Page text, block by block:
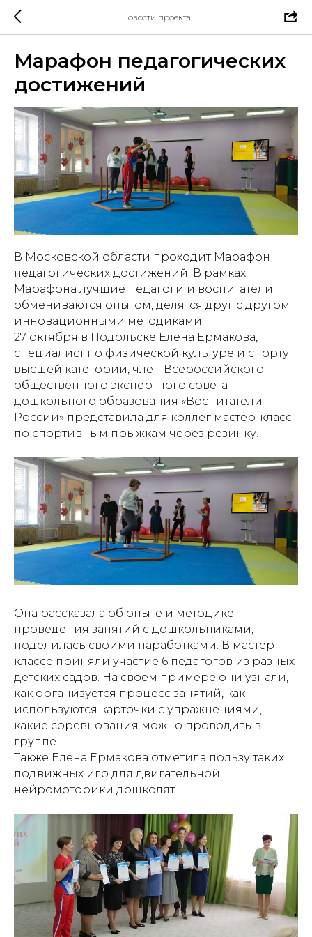
Новости проекта
Марафон педагогических
достижений
В Московской области проходит Марафон
педагогических достижений. В рамках
Марафона лучшие педагоги и воспитатели
обмениваются опытом, делятся друг с другом
инновационными методиками.
27 октября в Подольске Елена Ермакова,
специалист по физической культуре и спорту
высшей категории, член Всероссийского
общественного экспертного совета
дошкольного образования «Воспитатели
России» представила для коллег мастер-класс
по спортивным прыжкам через резинку.
Она рассказала об опыте и методике
проведения занятий с дошкольниками,
поделилась своими наработками. В мастер-
классе приняли участие 6 педагогов из разных
детских садов. На своем примере они узнали,
как организуется процесс занятий, как
используются карточки с упражнениями,
какие соревнования можно проводить в
группе.
Также Елена Ермакова отметила пользу таких
подвижных игр для двигательной
нейромоторики дошколят.